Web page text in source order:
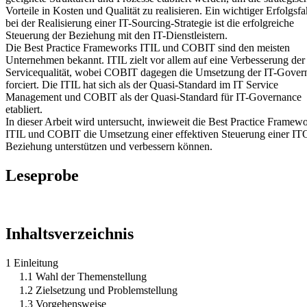
Vorteile in Kosten und Qualität zu realisieren. Ein wichtiger
bei der Realisierung einer IT-Sourcing-Strategie ist die erfolgreiche
Steuerung der Beziehung mit den IT-Dienstleistern.
Die Best Practice Frameworks ITIL und COBIT sind den meisten
Unternehmen bekannt. ITIL zielt vor allem auf eine Verbesserung der
Servicequalität, wobei COBIT dagegen die Umsetzung der IT-
forciert. Die ITIL hat sich als der Quasi-Standard im IT Service
Management und COBIT als der Quasi-Standard für IT-Governance
etabliert.
In dieser Arbeit wird untersucht, inwieweit die Best Practice
ITIL und COBIT die Umsetzung einer effektiven Steuerung einer
Beziehung unterstützen und verbessern können.
Leseprobe
Inhaltsverzeichnis
1 Einleitung
1.1 Wahl der Themenstellung
1.2 Zielsetzung und Problemstellung
1.3 Vorgehensweise